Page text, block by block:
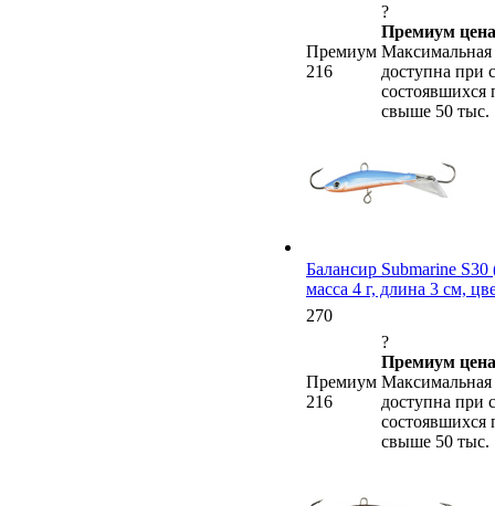
Премиум
216
?
Премиум
доступна при
состоявшихся
свыше 50 тыс.
Балансир Submarine
масса 4 г, длина 3 см,
270
Премиум
216
?
Премиум
доступна при
состоявшихся
свыше 50 тыс.